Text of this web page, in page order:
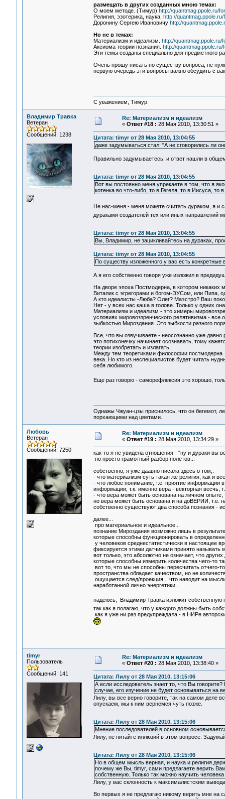
размещать в других созданных мною темах:
О моем методе. (Тимур) http://quantmag.ppole.ru/
Религия, эзотерика, наука. http://
Доронину Сергею Ивановичу http://
Но не в темах:
Материализм и идеализм.
http://quantmag.ppole.ru/
Аксиома теории познания. http://
Эти темы созданы специально для предметного
Очень прошу писать по существу вопроса, не
первую очередь эти вопросы важно обсудить с
С уважением, Тимур
Владимир Травка
Ветеран
Сообщений: 1238
Re: Материализм и идеализм
« Ответ #18 : 28 Мая 2010, 13:30:51 »
Цитата: timyr от 28 Мая 2010, 13:04:55
даже задумываться стал: "А не сговорились ли
Правильно задумываетесь, и ответ нашли в
Цитата: timyr от 28 Мая 2010, 13:04:55
Вот вы постоянно меня упрекаете в том, что я
котенка во что-либо, то в Гегеля, то в Иисуса, то
Не нас-меня - меня можете считать дураком, я и
дураками создателей тех или иных
Цитата: timyr от 28 Мая 2010, 13:04:55
Вы, Владимир, не зацикливайтесь на дураках,
Цитата: timyr от 28 Мая 2010, 13:04:55
По существу изложенного у вас есть
А я его собственно говоря уже изложил в
На дворе эпоха Постмодерна, в котором никаких
Виталик с эгрегорами и богом-ЭУСом, или Пипа,
А кто идеалисты -Люба? Олег? Маэстро? Ваш
Нет - у всех нас каша в голове. Только у одних
Материализм и идеализм - это химеры
условиях мировоззренческого релятивизма - все
зыбкостью Мироздания. Это зыбкости разного
Все, что вы озвучиваете - неосознанно уже
это потихонечку начинает осознавать, тому
теории изобретать и излагать.
Между тем теоретиками философии постмодерна
века. Но кто из неспециалистов будет читать
себя любимого.
Еще раз говорю - саморефлексия это хорошо,
Однажы Чжуан-цзы приснилось, что он бегемот,
порхающими над цветами.
Любовь
Ветеран
Сообщений: 7250
Re: Материализм и идеализм
« Ответ #19 : 28 Мая 2010, 13:34:29 »
как-то я не увидела отношения - "ну и дураки вы
но просто грамотный разбор полетов...
собственно, я уже даавно писала здесь о том,:
- что материализм суть такая же религия, как и
- что любое понимание, т.е. приятие информации
информации, т.к. именно вера - векторная весчь,
- что вера может быть основана на личном
но вера может быть основана и на доВЕРИИ, т.е.
собственно существуют два способа познания -
далее...
про материальное и идеальное...
познание Мироздания возможно лишь в
которые способны функционировать в
у человеков среднестатистически в настоящее
фиксируется этими датчиками принято называть
вот только, это абсолютно не означает, что
которые способны измерить количества чего-то
вот то, что мы не способны пересчитать отчего-
пространства обладает качеством, но не
ощущается след/проекция... что наводит на
наработанной лично энергетики...
надеюсь, Владимир Травка изложит
так как я полагаю, что у каждого должны быть
как я уже ни раз предупреждала - в НИРе
timyr
Пользователь
Сообщений: 141
Re: Материализм и идеализм
« Ответ #20 : 28 Мая 2010, 13:38:40 »
Цитата: Лилу от 28 Мая 2010, 13:15:06
А если исследователь знает то, что Вы
случае, его изучение не будет основываться на
Лилу, вы все верно говорите, так на самом деле
опускаем, мы к ним вернемся чуть позже.
Цитата: Лилу от 28 Мая 2010, 13:15:06
Мнение последователей в основном
Лилу, не питайте иллюзий в этом вопросе.
Цитата: Лилу от 28 Мая 2010, 13:15:06
Но в общем мысль верная, и наука и религия
почему же Вы, timyr, сами предлагаете верить
собственную. Только так можно научить
Лилу, у вас склонность к максималистским
Во первых я не предлагаю никому верить мне на